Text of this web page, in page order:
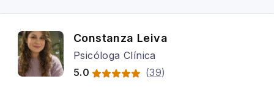
Constanza Leiva
Psicóloga Clínica
5.0
(39)